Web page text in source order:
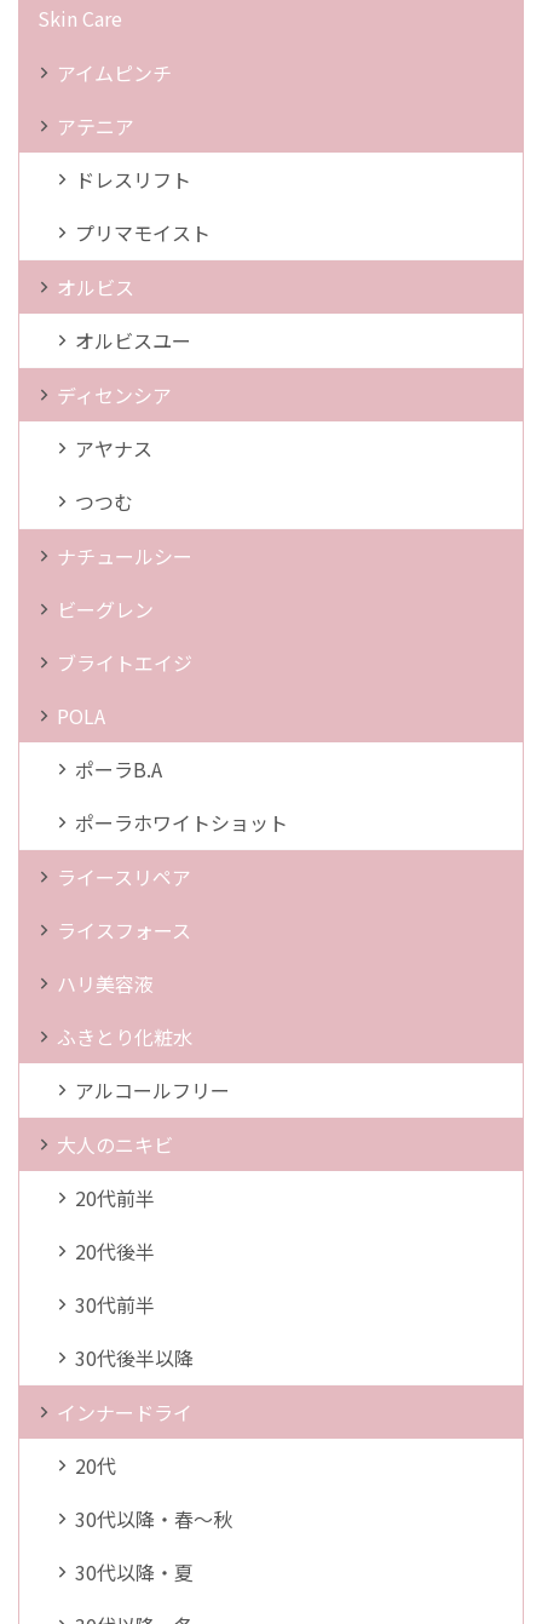
Skin Care
アイムピンチ
アテニア
ドレスリフト
プリマモイスト
オルビス
オルビスユー
ディセンシア
アヤナス
つつむ
ナチュールシー
ビーグレン
ブライトエイジ
POLA
ポーラB.A
ポーラホワイトショット
ライースリペア
ライスフォース
ハリ美容液
ふきとり化粧水
アルコールフリー
大人のニキビ
20代前半
20代後半
30代前半
30代後半以降
インナードライ
20代
30代以降・春～秋
30代以降・夏